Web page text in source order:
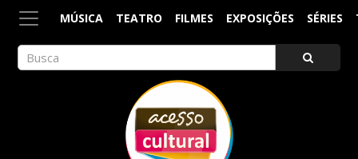
MÚSICA TEATRO FILMES EXPOSIÇÕES SÉRIES